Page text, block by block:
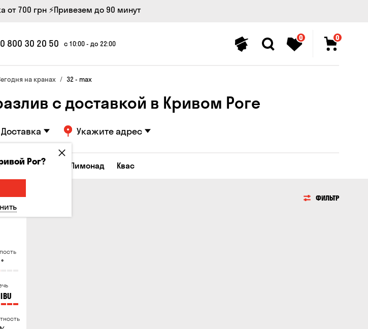
от 700 грн ⚡Привезем до 90 минут
0 800 30 20 50 с 10:00 - до 22:00
0 0
на кранах 32 - max
с доставкой в ​​Кривом Роге
Доставка Укажите адрес
Сидр Вино Лимонад Квас
ФИЛЬТР
°
IBU
Рог?